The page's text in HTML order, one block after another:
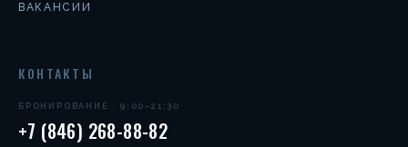
ВАКАНСИИ
КОНТАКТЫ
БРОНИРОВАНИЕ · 9:00–21:30
+7 (846) 268-88-82